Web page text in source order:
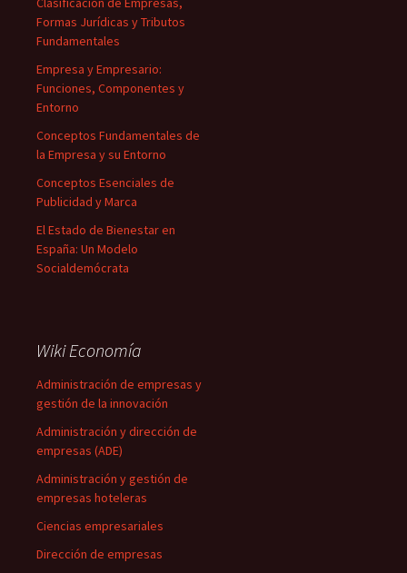
Formas Jurídicas y Tributos
Fundamentales
Empresa y Empresario:
Funciones, Componentes y
Entorno
Conceptos Fundamentales de
la Empresa y su Entorno
Conceptos Esenciales de
Publicidad y Marca
El Estado de Bienestar en
España: Un Modelo
Socialdemócrata
Wiki Economía
Administración de empresas y
gestión de la innovación
Administración y dirección de
empresas (ADE)
Administración y gestión de
empresas hoteleras
Ciencias empresariales
Dirección de empresas